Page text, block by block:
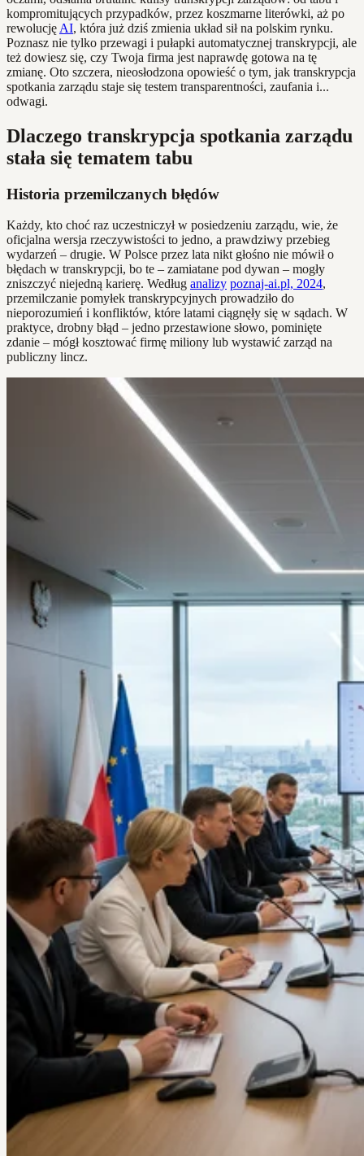
kompromitujących przypadków, przez koszmarne literówki, aż po
rewolucję AI, która już dziś zmienia układ sił na polskim rynku.
Poznasz nie tylko przewagi i pułapki automatycznej transkrypcji, ale
też dowiesz się, czy Twoja firma jest naprawdę gotowa na tę
zmianę. Oto szczera, nieosłodzona opowieść o tym, jak transkrypcja
spotkania zarządu staje się testem transparentności, zaufania i...
odwagi.
Dlaczego transkrypcja spotkania zarządu
stała się tematem tabu
Historia przemilczanych błędów
Każdy, kto choć raz uczestniczył w posiedzeniu zarządu, wie, że
oficjalna wersja rzeczywistości to jedno, a prawdziwy przebieg
wydarzeń – drugie. W Polsce przez lata nikt głośno nie mówił o
błędach w transkrypcji, bo te – zamiatane pod dywan – mogły
zniszczyć niejedną karierę. Według analizy poznaj-ai.pl, 2024,
przemilczanie pomyłek transkrypcyjnych prowadziło do
nieporozumień i konfliktów, które latami ciągnęły się w sądach. W
praktyce, drobny błąd – jedno przestawione słowo, pominięte
zdanie – mógł kosztować firmę miliony lub wystawić zarząd na
publiczny lincz.